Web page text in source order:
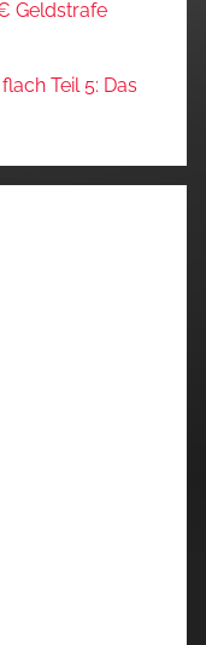
Geldstrafe
Teil 5: Das